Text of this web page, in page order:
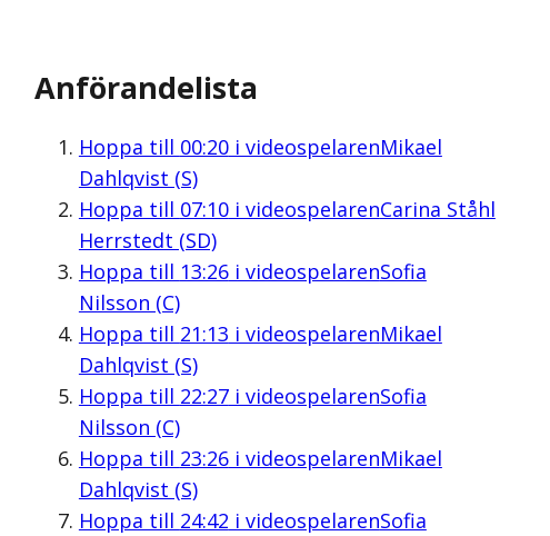
Anförandelista
Hoppa till 00:20i videospelarenMikael
Dahlqvist (S)
Hoppa till 07:10i videospelarenCarina Ståhl
Herrstedt (SD)
Hoppa till 13:26i videospelarenSofia
Nilsson (C)
Hoppa till 21:13 i videospelarenMikael
Dahlqvist (S)
Hoppa till 22:27i videospelarenSofia
Nilsson (C)
Hoppa till 23:26i videospelarenMikael
Dahlqvist (S)
Hoppa till 24:42 i videospelarenSofia